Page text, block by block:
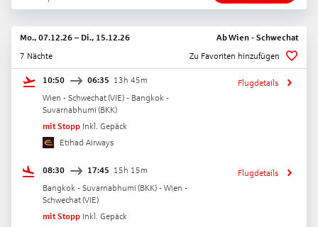
Mo., 07.12.26 – Di., 15.12.26 AbWien - Schwechat
7 Nächte
Zu Favoriten hinzufügen
10:50 06:35 13h 45m
Wien - Schwechat(VIE) - Bangkok -
Suvarnabhumi (BKK)
mit Stopp Inkl. Gepäck
Etihad Airways
Flugdetails
08:30 17:45 15h 15m
Bangkok - Suvarnabhumi (BKK) - Wien -
Schwechat(VIE)
mit Stopp Inkl. Gepäck
Flugdetails